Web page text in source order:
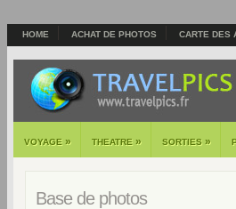
HOME ACHAT DE PHOTOS CARTE DES
VOYAGE » THEATRE » SORTIES »
Base de photos